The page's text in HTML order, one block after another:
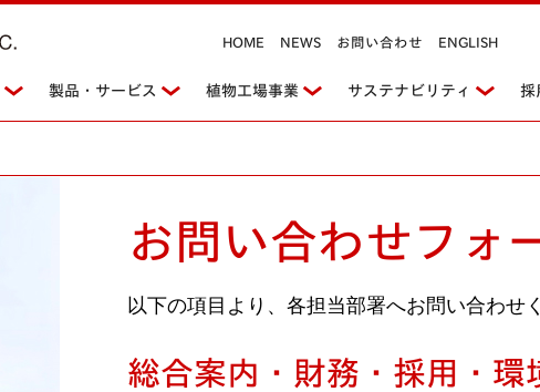
製品・サービス 植物工場事業 サステナビリティ 採
HOME NEWS お問い合わせ ENGLISH
お問い合わせフォ
以下の項目より、各担当部署へお問い合わせ
総合案内・財務・採用・